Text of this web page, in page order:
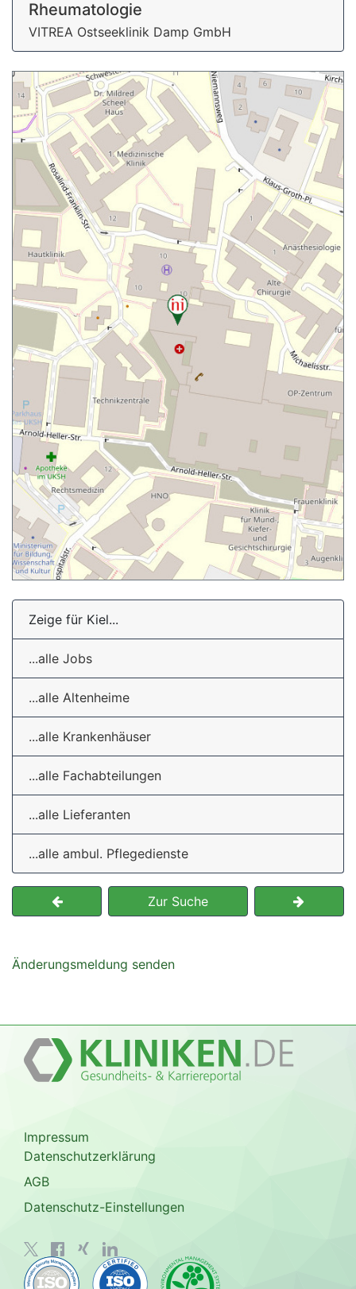
Rheumatologie
VITREA Ostseeklinik Damp GmbH
Zeige für Kiel...
...alle Jobs
...alle Altenheime
...alle Krankenhäuser
...alle Fachabteilungen
...alle Lieferanten
...alle ambul. Pflegedienste
Zur Suche
Änderungsmeldung senden
Impressum
Datenschutzerklärung
AGB
Datenschutz-Einstellungen